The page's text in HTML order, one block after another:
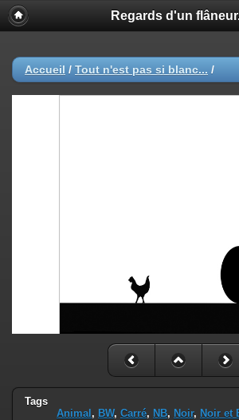
Regards d'un
Accueil / Tout n'est pas si blanc... /
Tags
Animal, BW, Carré, NB, Noir, Noir et